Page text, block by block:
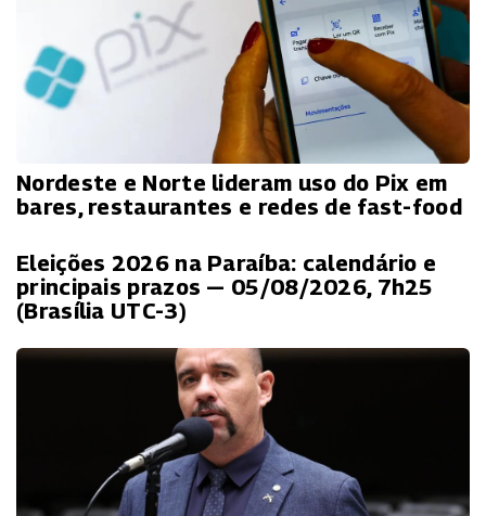
Nordeste e Norte lideram uso do Pix em
bares, restaurantes e redes de fast-food
Eleições 2026 na Paraíba: calendário e
principais prazos — 05/08/2026, 7h25
(Brasília UTC-3)